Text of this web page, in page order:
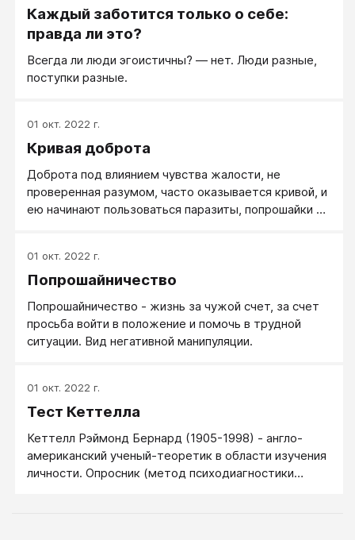
Каждый заботится только о себе:
правда ли это?
Всегда ли люди эгоистичны? — нет. Люди разные,
поступки разные.
01 окт. 2022 г.
Кривая доброта
Доброта под влиянием чувства жалости, не
проверенная разумом, часто оказывается кривой, и
ею начинают пользоваться паразиты, попрошайки и
01 окт. 2022 г.
Попрошайничество
Попрошайничество - жизнь за чужой счет, за счет
просьба войти в положение и помочь в трудной
ситуации. Вид негативной манипуляции.
01 окт. 2022 г.
Тест Кеттелла
Кеттелл Рэймонд Бернард (1905-1998) - англо-
американский ученый-теоретик в области изучения
личности. Опросник (метод психодиагностики